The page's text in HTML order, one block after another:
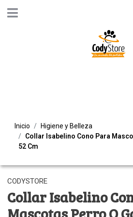
Inicio
Higiene y Belleza
Collar Isabelino Cono Para
52 Cm
CODYSTORE
Collar Isabelino